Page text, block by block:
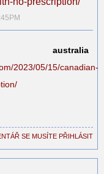
2023/05/15/canadian-
SE MUSÍTE PŘIHLÁSIT